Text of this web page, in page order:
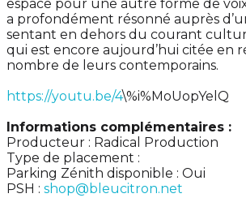
espace pour une autre forme de
a profondément résonné auprès
sentant en dehors du courant
qui est encore aujourd’hui citée en
nombre de leurs contemporains.
https://youtu.be/4\%i%MoUopYelQ
Informations complémentaires :
Producteur : Radical Production
Type de placement :
Parking Zénith disponible : Oui
PSH : shop@bleucitron.net